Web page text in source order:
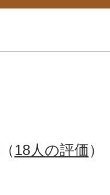
（18人の評価）